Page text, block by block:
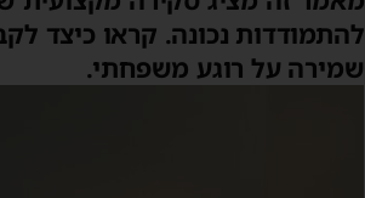
להתמודדות נכונה. קראו כיצד
שמירה על רוגע משפחתי.